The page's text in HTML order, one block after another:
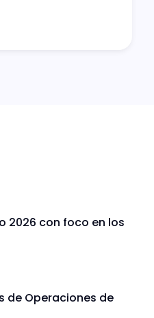
2026 con foco en los
de Operaciones de